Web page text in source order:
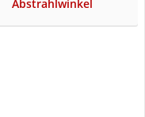
Abstrahlwinkel